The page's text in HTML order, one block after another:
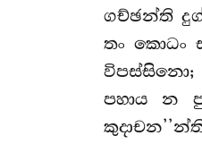
ගච්ඡන්ති
තං කොධං
විපස්සිනො;
පහාය න